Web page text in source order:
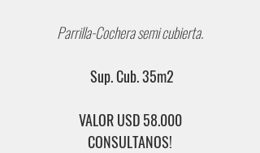
Parrilla-Cochera semi cubierta.
Sup. Cub. 35m2
VALOR USD 58.000
CONSULTANOS!